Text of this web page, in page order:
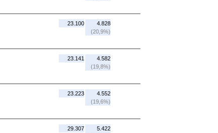
23.100
4.828
(20,9%)
23.141
4.582
(19,8%)
23.223
4.552
(19,6%)
29.307
5.422